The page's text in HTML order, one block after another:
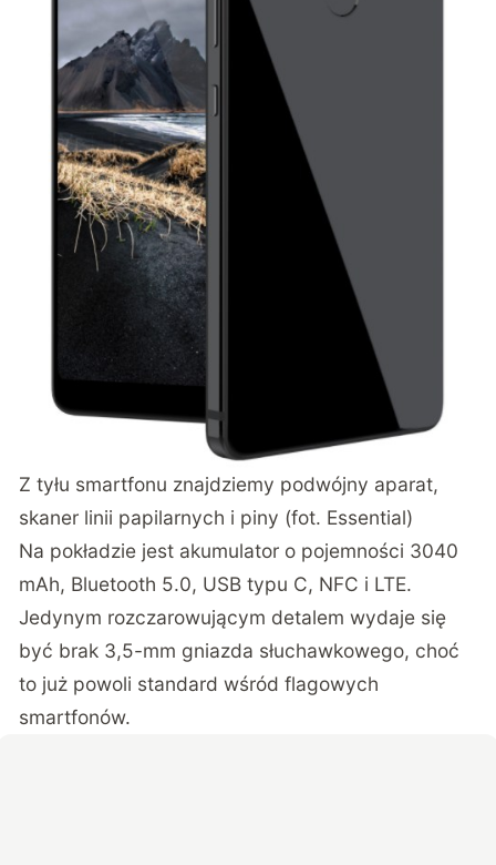
Z tyłu smartfonu znajdziemy podwójny aparat,
skaner linii papilarnych i piny (fot. Essential)
Na pokładzie jest akumulator o pojemności 3040
mAh, Bluetooth 5.0, USB typu C, NFC i LTE.
Jedynym rozczarowującym detalem wydaje się
być brak 3,5-mm gniazda słuchawkowego, choć
to już powoli standard wśród flagowych
smartfonów.